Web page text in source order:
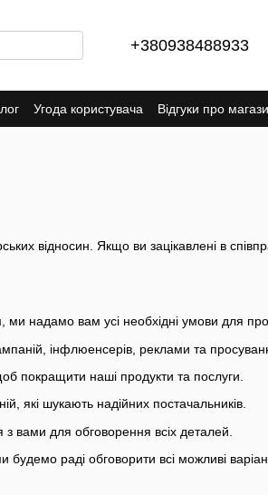
+380938488933
Угода користувача
Відгуки про
відносин. Якщо ви зацікавлені в
надамо вам усі необхідні умови для
інфлюенсерів, реклами та
покращити наші продукти та послуги.
які шукають надійних постачальників.
з вами для обговорення всіх деталей.
раді обговорити всі можливі